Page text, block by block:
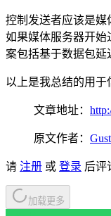
控制发送者应该是媒
如果媒体服务器开始
案包括基于数据包延
以上是我总结的用于
文章地址：
原文作者：
请 注册 或 登录 后评
加载更多